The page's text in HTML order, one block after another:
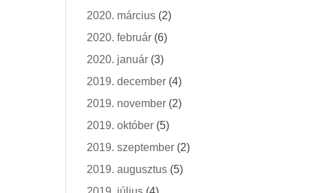
2020. március (2)
2020. február (6)
2020. január (3)
2019. december (4)
2019. november (2)
2019. október (5)
2019. szeptember (2)
2019. augusztus (5)